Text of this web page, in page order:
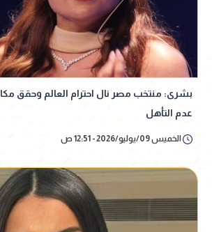
بشرى: منتخب مصر نال احترام العالم وحقق
عدم التأهل
الخميس 09/يوليو/2026 - 12:51 ص